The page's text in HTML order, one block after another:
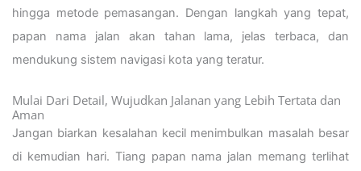
hingga metode pemasangan. Dengan langkah yang tepat,
papan nama jalan akan tahan lama, jelas terbaca, dan
mendukung sistem navigasi kota yang teratur.
Mulai Dari Detail, Wujudkan Jalanan yang Lebih Tertata dan
Aman
Jangan biarkan kesalahan kecil menimbulkan masalah besar
di kemudian hari. Tiang papan nama jalan memang terlihat